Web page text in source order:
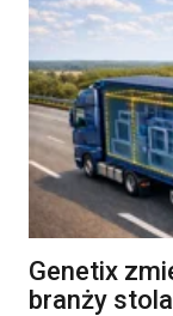
Genetix
branży